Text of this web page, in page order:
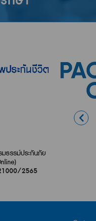
ธรรม์ประกันภัย
2565